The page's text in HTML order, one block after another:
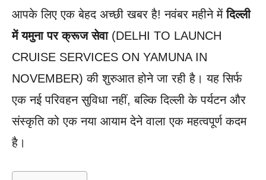
आपके लिए एक बेहद अच्छी खबर है! नवंबर महीने मेंदिल्ली
में यमुना पर क्रूज सेवा(DELHI TO LAUNCH
CRUISE SERVICES ON YAMUNA IN
NOVEMBER) की शुरुआत होने जा रही है। यह सिर्फ
एक नई परिवहन सुविधा नहीं, बल्कि दिल्ली के पर्यटन और
संस्कृति को एक नया आयाम देने वाला एक महत्वपूर्ण कदम
है।